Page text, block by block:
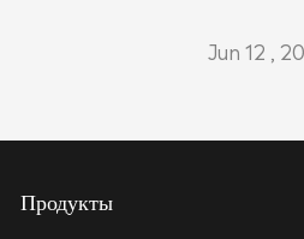
Jun 12 ,
Продукты